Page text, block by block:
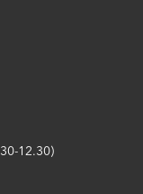
12.30)